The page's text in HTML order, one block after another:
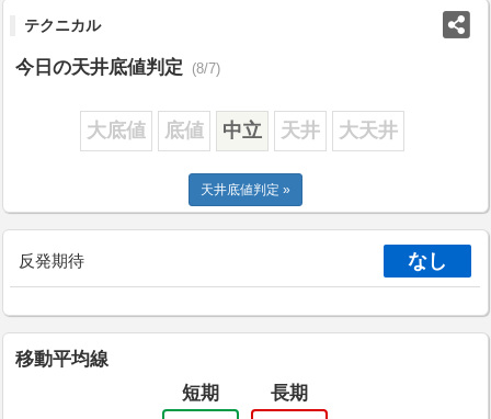
テクニカル
今日の天井底値判定 (8/7)
大底値 底値 中立 天井 大天井
天井底値判定 »
反発期待 なし
移動平均線
短期
長期